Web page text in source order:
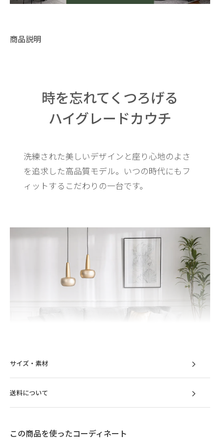
商品説明
時を忘れてくつろげる
ハイグレードカウチ
洗練された美しいデザインと座り心地のよさ
を追求した高品質モデル。 いつの時代にもフ
ィットするこだわりの一台です。
サイズ・素材
送料について
この商品を使ったコーディネート